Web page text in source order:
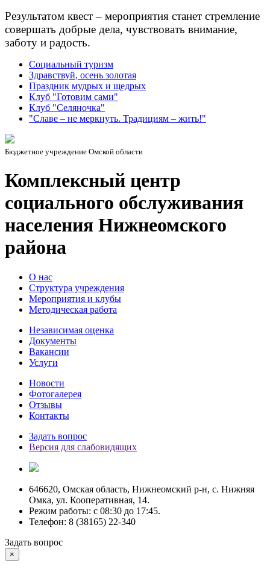
Результатом квест – мероприятия станет стремление
совершать добрые дела, чувствовать внимание,
заботу и радость.
Социальный туризм
Здравствуй, осень золотая
Праздник мудрых и щедрых
Клуб "Готовим сами"
Клуб "Селяночка"
"Славе – не меркнуть. Традициям – жить!"
Бюджетное учреждение Омской области
Комплексный центр
социального обслуживания
населения Нижнеомского
района
О нас
Структура учреждения
Мероприятия и клубы
Методическая работа
Независимая оценка
Документы
Вакансии
Услуги
Новости
Фотогалерея
Отзывы
Контакты
Задать вопрос
Версия для слабовидящих
646620, Омская область, Нижнеомский р-н, с. Нижняя
Омка, ул. Кооперативная, 14.
Режим работы: c 08:30 до 17:45.
Телефон: 8 (38165) 22-340
Задать вопрос
×